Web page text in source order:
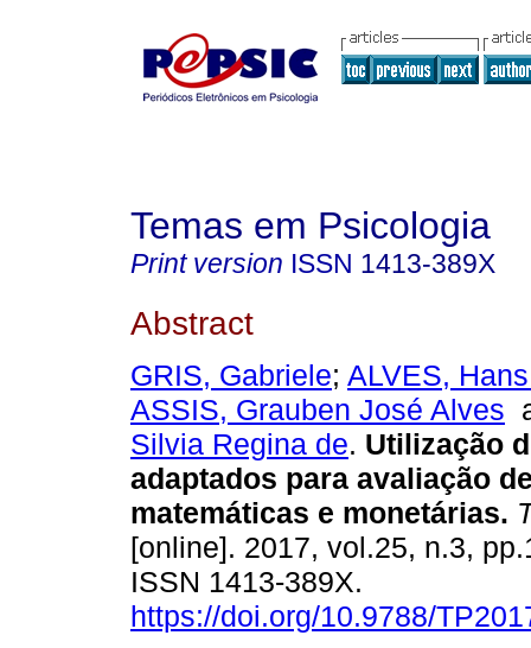
Temas em Psicologia
Print version ISSN 1413-389X
Abstract
GRIS, Gabriele; ALVES,
ASSIS, Grauben José Alves
Silvia Regina de. Utilização
adaptados para avaliação
matemáticas e monetárias.
[online]. 2017, vol.25, n.3,
ISSN 1413-389X.
https://doi.org/10.9788/